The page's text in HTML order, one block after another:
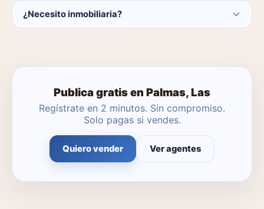
catálogo se actualiza a diario.
¿Necesito inmobiliaria?
Publica gratis en Palmas, Las
Regístrate en 2 minutos. Sin compromiso.
Solo pagas si vendes.
Quiero vender Ver agentes